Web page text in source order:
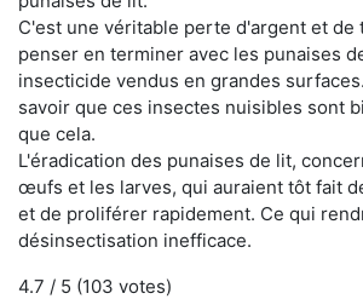
C'est une véritable perte d'argent et de
penser en terminer avec les punaises
insecticide vendus en grandes
savoir que ces insectes nuisibles sont
que cela.
L'éradication des punaises de lit,
œufs et les larves, qui auraient tôt fait
et de proliférer rapidement. Ce qui
désinsectisation inefficace.
4.7 / 5 (103 votes)